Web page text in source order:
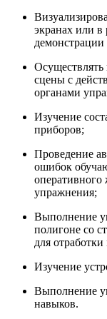
экранах или в
Осуществлять
сцены с
органами
Изучение
приборов;
Проведение
ошибок
оперативного
упражнения;
Выполнение
полигоне со
для
Изучение
Выполнение
навыков.